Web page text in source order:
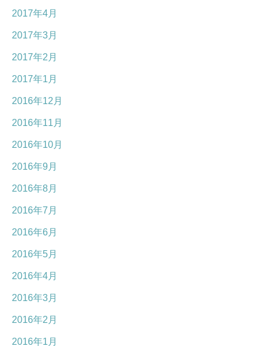
2017年4月
2017年3月
2017年2月
2017年1月
2016年12月
2016年11月
2016年10月
2016年9月
2016年8月
2016年7月
2016年6月
2016年5月
2016年4月
2016年3月
2016年2月
2016年1月